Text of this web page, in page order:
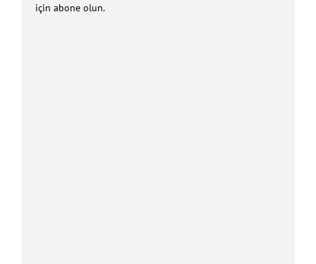
için abone olun.